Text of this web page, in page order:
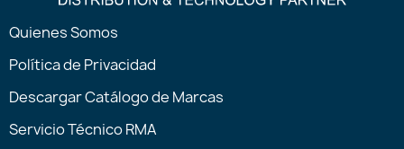
Quienes Somos
Política de Privacidad
Descargar Catálogo de Marcas
Servicio Técnico RMA